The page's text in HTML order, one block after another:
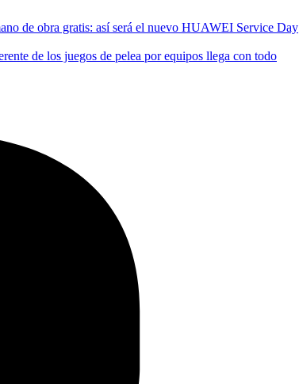
de obra gratis: así será el nuevo HUAWEI Service Day
de los juegos de pelea por equipos llega con todo